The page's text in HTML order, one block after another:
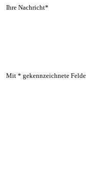
Ihre Nachricht*
Mit * gekennzeichnete